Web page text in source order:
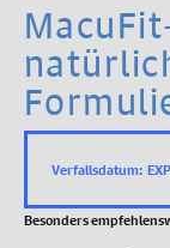
Verfallsdatum:
Besonders